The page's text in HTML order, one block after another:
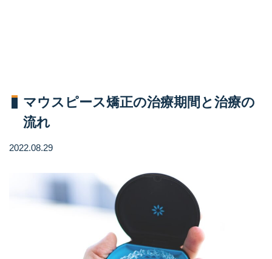
マウスピース矯正の治療期間と治療の
流れ
2022.08.29